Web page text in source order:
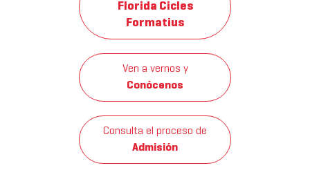
Florida Cicles
Formatius
Ven a vernos y
Conócenos
Consulta el proceso de
Admisión